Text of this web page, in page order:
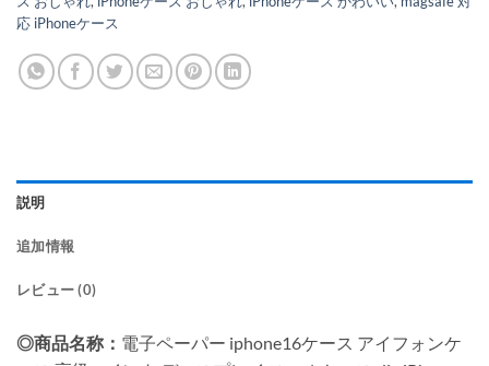
応 iPhoneケース
説明
追加情報
レビュー (0)
◎商品名称： 電子ペーパー iphone16ケース アイフォンケ